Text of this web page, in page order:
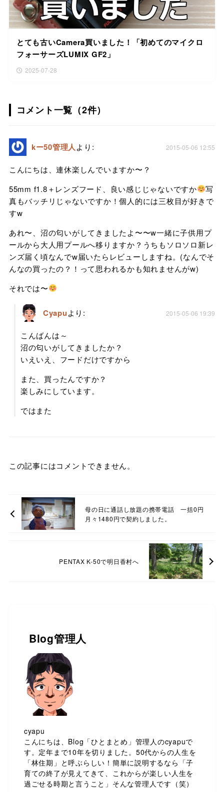
とても古いCamera買いました！「初めてのマイクロ
フォーサーズLUMIX GF2」
2025-07-28
コメント一覧（2件）
kー50管理人より: 2015-05-06 12:55
こんにちは、連休楽しんでいますか〜？
55mm f1.8＋レンズフード、良い感じじゃないですか
写
真もバッチリじゃないですか！個人的には三枚目が好きで
すw
あれ〜、沼の匂いがしてきましたよ〜〜w一緒に子供用プ
ールから大人用プールへ移りますか？うちもソロソロ新レ
ンズ届く頃なんでw届いたらレビューしますね。(なんでそ
んなの買ったの？！って思われるかも知れませんがw)
それでは〜
Cyapuより: 2015-05-06 19:39
こんばんは～
沼の匂いがしてきましたか？
いえいえ、フードだけですから
また、買ったんですか？
楽しみにしています。
ではまた
この記事にはコメントできません。
母の日に通話し放題の携帯電話 一括0円
月々1480円で契約しました。
PENTAX K-50で明日香村へ
Blog管理人
cyapu
こんにちは、Blog「ひとまとめ」管理人のcyapuで
す。定年まで10年を切りました。50代からの人生を
「林住期」と呼ぶらしい！簡単に説明するなら「子
育ての終了が見えてきて、これからが楽しい人生を
過ごせる時期と言うこと」そんな管理人です（笑）